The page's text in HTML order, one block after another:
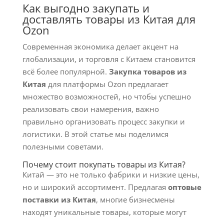
Как выгодно закупать и
доставлять товары из Китая для
Ozon
Современная экономика делает акцент на
глобализации, и торговля с Китаем становится
всё более популярной. Закупка товаров из
Китая для платформы Ozon предлагает
множество возможностей, но чтобы успешно
реализовать свои намерения, важно
правильно организовать процесс закупки и
логистики. В этой статье мы поделимся
полезными советами.
Почему стоит покупать товары из Китая?
Китай — это не только фабрики и низкие цены,
но и широкий ассортимент. Предлагая оптовые
поставки из Китая, многие бизнесмены
находят уникальные товары, которые могут